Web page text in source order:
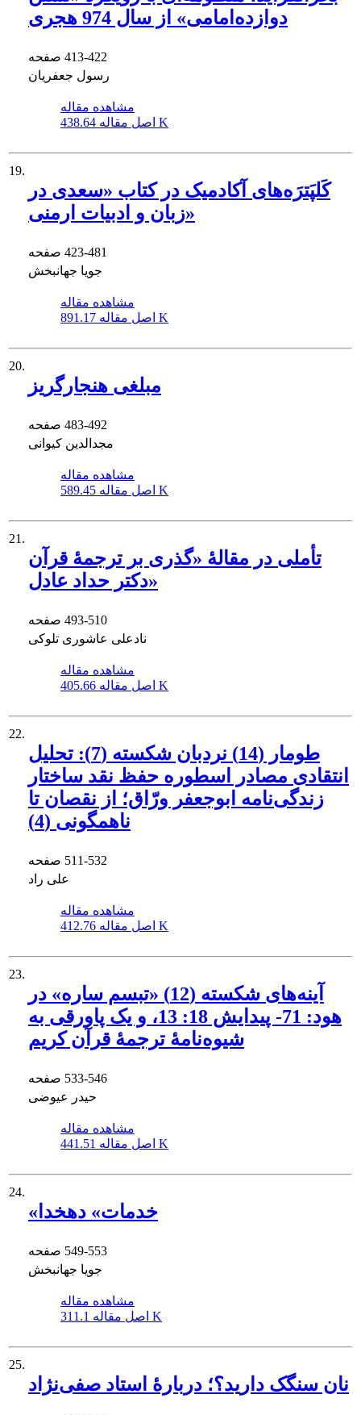
دوازده‌امامی» از سال 974 هجری
413-422
رسول جعفریان
مشاهده مقاله
اصل مقاله 438.64 K
19.
کَلپَترَه‌های آکادمیک در کتاب «سعدی در
زبان و ادبیات ارمنی»
423-481
جویا جهانبخش
مشاهده مقاله
اصل مقاله 891.17 K
20.
مبلغی هنجارگریز
483-492
مجدالدین کیوانی
مشاهده مقاله
اصل مقاله 589.45 K
21.
تأملی در مقالۀ «گذری بر ترجمۀ قرآن
دکتر حداد عادل»
493-510
نادعلی عاشوری تلوکی
مشاهده مقاله
اصل مقاله 405.66 K
22.
طومار (14) نردبان شکسته (7): تحلیل
انتقادی مصادر اسطوره حفظ نقد ساختار
زندگی‌نامه ابوجعفر ورّاق؛ از نقصان تا
ناهمگونی (4)
511-532
علی راد
مشاهده مقاله
اصل مقاله 412.76 K
23.
آینه‌های شکسته (12) «تبسم ساره» در
هود: 71- پیدایش 18: 13، و یک پاورقی به
شیوه‌نامۀ ترجمۀ قرآن کریم
533-546
حیدر عیوضی
مشاهده مقاله
اصل مقاله 441.51 K
24.
«خدمات» دهخدا
549-553
جویا جهانبخش
مشاهده مقاله
اصل مقاله 311.1 K
25.
نان سنگک دارید؟؛ دربارۀ استاد صفی‌نژاد